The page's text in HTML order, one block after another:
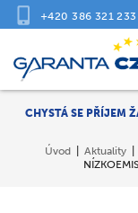
+420 386 321 233
CHYSTÁ SE PŘÍJEM
Úvod
Aktuality